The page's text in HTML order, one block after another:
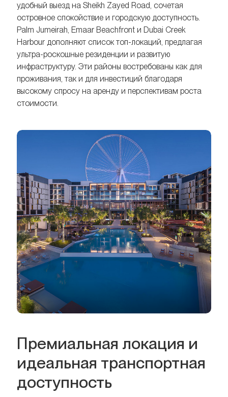
удобный выезд на Sheikh Zayed Road, сочетая
островное спокойствие и городскую доступность.
Palm Jumeirah, Emaar Beachfront и Dubai Creek
Harbour дополняют список топ-локаций, предлагая
ультра-роскошные резиденции и развитую
инфраструктуру. Эти районы востребованы как для
проживания, так и для инвестиций благодаря
высокому спросу на аренду и перспективам роста
стоимости.
Премиальная локация и
идеальная транспортная
доступность